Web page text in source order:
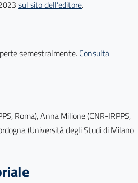
sul sito dell’editore.
semestralmente. Consulta
Roma), Anna Milione (CNR-IRPPS,
(Università degli Studi di Milano